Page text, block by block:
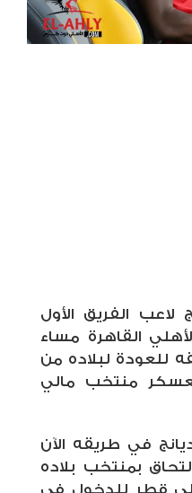
لاعب الفريق الأول
القاهرة مساء
للعودة لبلاده من
منتخب مالي
في طريقه الآن
بمنتخب بلاده
قطر للدخول في